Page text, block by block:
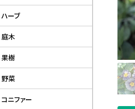
ハーブ
庭木
果樹
野菜
コニファー